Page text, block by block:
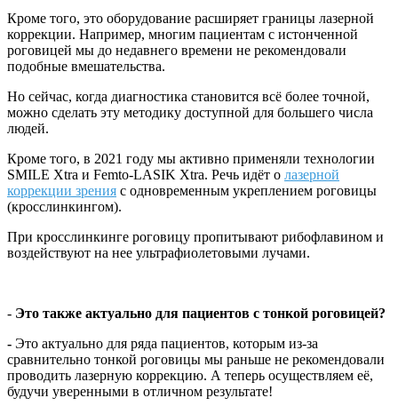
Кроме того, это оборудование расширяет границы лазерной
коррекции. Например, многим пациентам с истонченной
роговицей мы до недавнего времени не рекомендовали
подобные вмешательства.
Но сейчас, когда диагностика становится всё более точной,
можно сделать эту методику доступной для большего числа
людей.
Кроме того, в 2021 году мы активно применяли технологии
SMILE Хtra и Femto-LASIK Хtra. Речь идёт о лазерной
коррекции зрения с одновременным укреплением роговицы
(кросслинкингом).
При кросслинкинге роговицу пропитывают рибофлавином и
воздействуют на нее ультрафиолетовыми лучами.
- Это также актуально для пациентов с тонкой роговицей?
- Это актуально для ряда пациентов, которым из-за
сравнительно тонкой роговицы мы раньше не рекомендовали
проводить лазерную коррекцию. А теперь осуществляем её,
будучи уверенными в отличном результате!